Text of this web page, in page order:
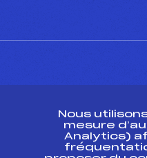
Ressources
Nous
mesure
Analytics)